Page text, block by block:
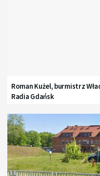
Roman Kużel, burmistrz
Radia Gdańsk